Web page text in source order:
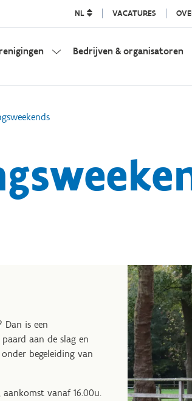
NL VACATURES
Bedrijven & organisatoren
is een
aan de slag en
begeleiding van
vanaf 16.00u.